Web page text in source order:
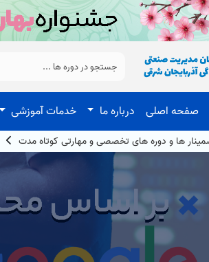
صفحه اصلی درباره ما خدمات آموزشی
ها و دوره های تخصصی و مهارتی کوتاه مدت